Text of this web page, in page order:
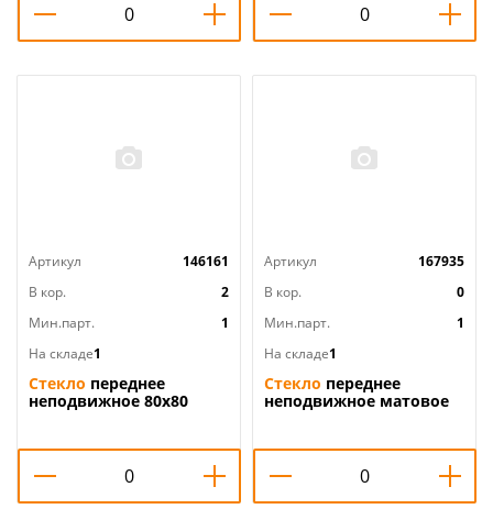
Артикул
146161
В кор.
2
Мин.парт.
1
На складе1
Стекло переднее
неподвижное 80х80
Артикул
167935
В кор.
0
Мин.парт.
1
На складе1
Стекло переднее
неподвижное матовое